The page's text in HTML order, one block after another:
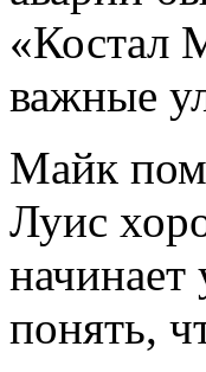
«Костал
важные
Майк
Луис
начинает
понять,